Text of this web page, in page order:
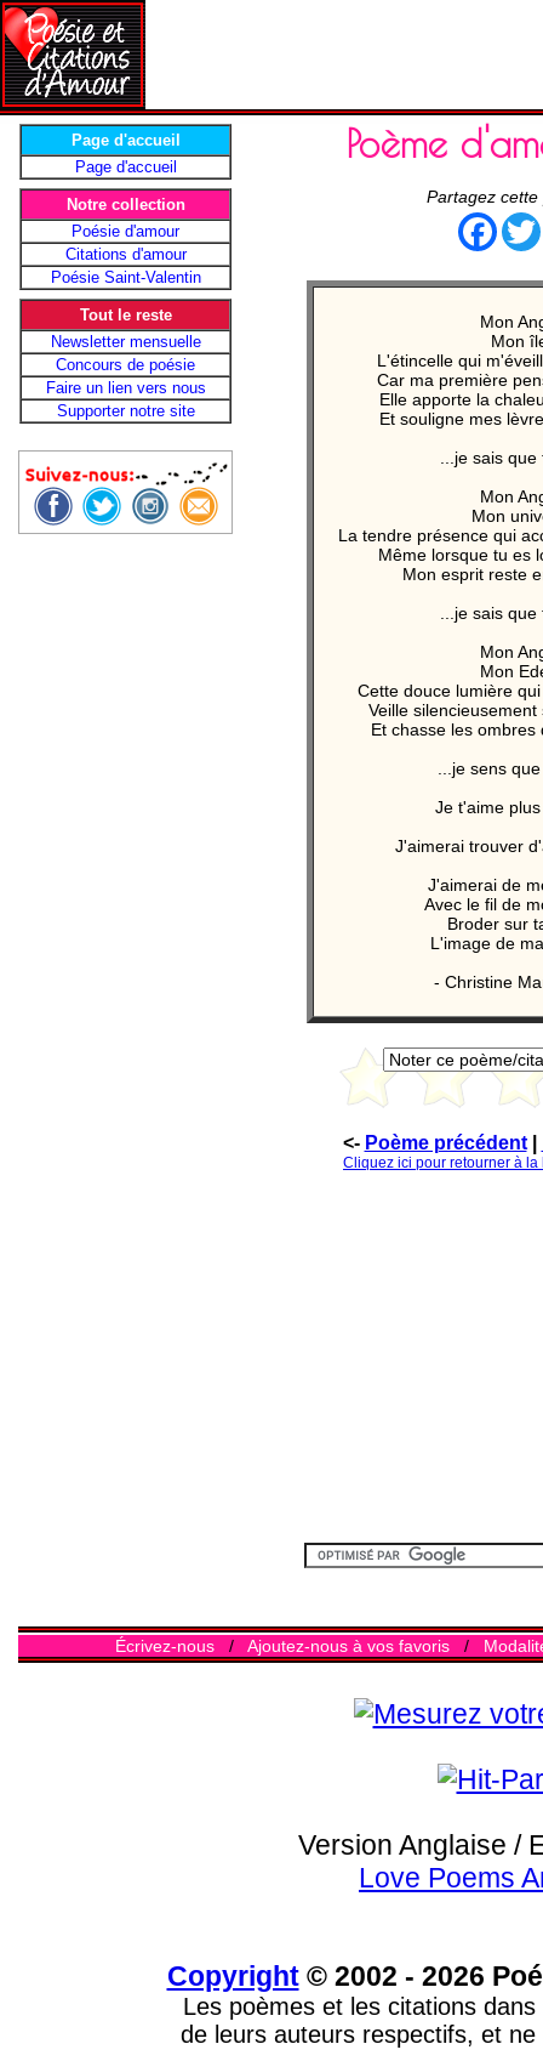
Page d'accueil
Page d'accueil
Notre collection
Poésie d'amour
Citations d'amour
Poésie Saint-Valentin
Tout le reste
Newsletter mensuelle
Concours de poésie
Faire un lien vers nous
Supporter notre site
Poème
Partagez
Mon
Mon
L'étincelle qui
Car ma première
Elle apporte la
Et souligne mes
...je sais
Mon
Mon
La tendre présence qui
Même lorsque tu es
Mon esprit reste
...je sais
Mon
Mon
Cette douce lumière
Veille
Et chasse les ombres
...je sens
Je t'aime
J'aimerai trouver
J'aimerai de
Avec le fil de
Broder sur
L'image de
- Christine
<- Poème précédent|
Cliquez ici pour retourner à
Écrivez-nous/ Ajoutez-nous à vos favoris/
Version Anglaise /
Love Poems
Copyright© 2002 - 2026
Les poèmes et les citations
de leurs auteurs respectifs, et